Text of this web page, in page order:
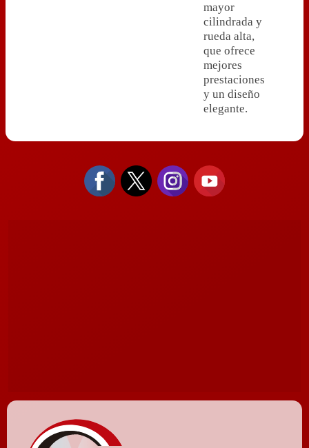
mayor
cilindrada y
rueda alta,
que ofrece
mejores
prestaciones
y un diseño
elegante.